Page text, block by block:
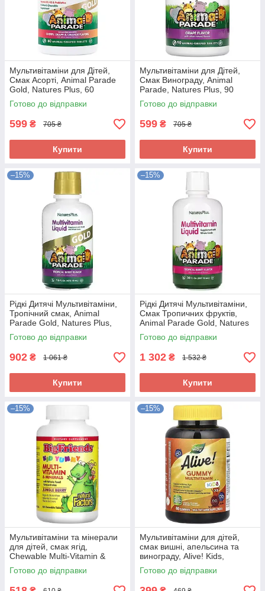
Мультивітаміни для Дітей,
Смак Асорті, Animal Parade
Gold, Natures Plus, 60
жувальних таблеток
Готово до відправки
599 ₴ 705 ₴
Купити
Мультивітаміни для Дітей,
Смак Винограду, Animal
Parade, Natures Plus, 90
жувальних таблеток
Готово до відправки
599 ₴ 705 ₴
Купити
–15%
Рідкі Дитячі Мультивітаміни,
Тропічний смак, Animal
Parade Gold, Natures Plus,
473 мл
Готово до відправки
902 ₴ 1 061 ₴
Купити
–15%
Рідкі Дитячі Мультивітаміни,
Смак Тропичних фруктів,
Animal Parade Gold, Natures
Plus, 887 мл
Готово до відправки
1 302 ₴ 1 532 ₴
Купити
–15%
Мультивітаміни та мінерали
для дітей, смак ягід,
Chewable Multi-Vitamin &
Minerals, Natural Factors, 60
жувальних таблеток
Готово до відправки
–15%
Мультивітаміни для дітей,
смак вишні, апельсина та
винограду, Alive! Kids,
Gummy Multivitamin, Nature's
Way, 60 жувальних цукерок
Готово до відправки